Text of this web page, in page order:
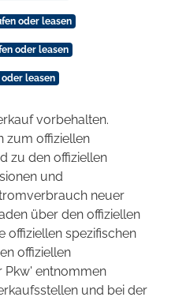
oder leasen
oder leasen
leasen
vorbehalten.
zum offiziellen
zu den offiziellen
und
neuer
über den offiziellen
offiziellen spezifischen
offiziellen
entnommen
und bei der